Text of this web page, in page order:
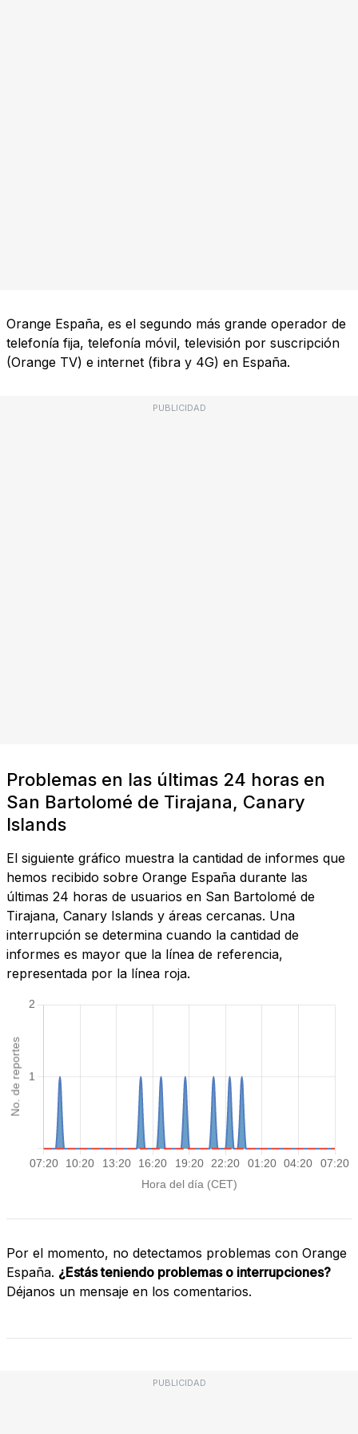
Orange España, es el segundo más grande operador de
telefonía fija, telefonía móvil, televisión por suscripción
(Orange TV) e internet (fibra y 4G) en España.
PUBLICIDAD
Problemas en las últimas 24 horas en
San Bartolomé de Tirajana, Canary
Islands
El siguiente gráfico muestra la cantidad de informes que
hemos recibido sobre Orange España durante las
últimas 24 horas de usuarios en San Bartolomé de
Tirajana, Canary Islands y áreas cercanas. Una
interrupción se determina cuando la cantidad de
informes es mayor que la línea de referencia,
representada por la línea roja.
Por el momento, no detectamos problemas con Orange
España. ¿Estás teniendo problemas o interrupciones?
Déjanos un mensaje en los comentarios.
PUBLICIDAD